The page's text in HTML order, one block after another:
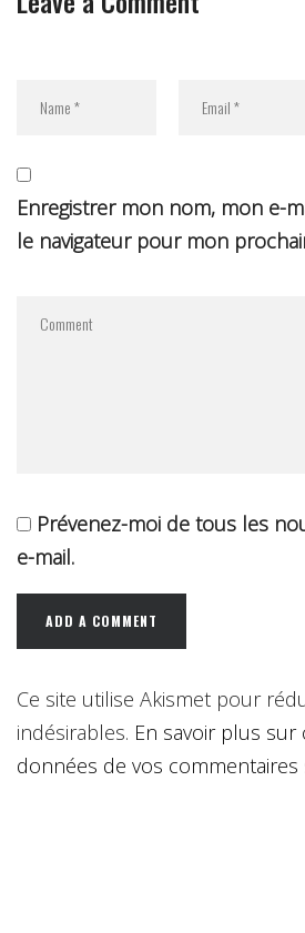
Enregistrer mon nom, mon e-
le navigateur pour mon
Prévenez-moi de tous les
e-mail.
Ce site utilise Akismet pour
indésirables. En savoir plus
données de vos